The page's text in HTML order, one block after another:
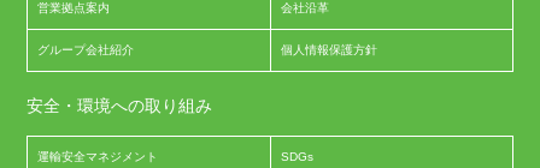
営業拠点案内 会社沿革
グループ会社紹介 個人情報保護方針
安全・環境への取り組み
運輸安全マネジメント SDGs